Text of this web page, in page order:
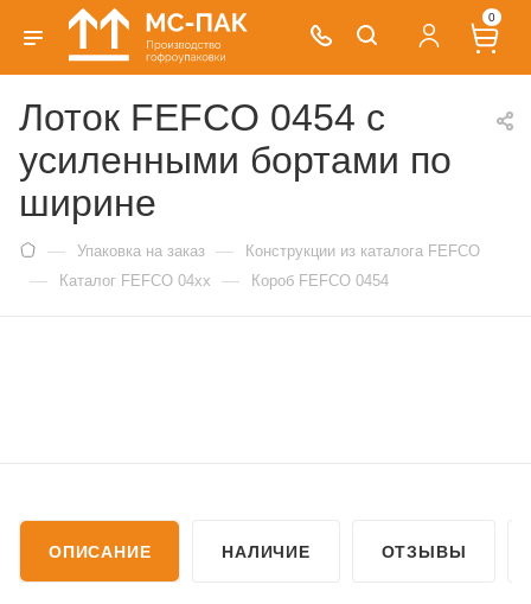
0
Лоток FEFCO 0454 с
усиленными бортами по
ширине
— Упаковка на заказ — Конструкции из каталога FEFCO
— Каталог FEFCO 04xx — Короб FEFCO 0454
ОПИСАНИЕ НАЛИЧИЕ ОТЗЫВЫ